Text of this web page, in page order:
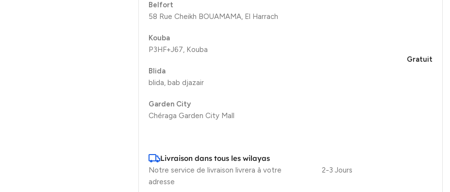
Belfort
58 Rue Cheikh BOUAMAMA, El Harrach
Kouba
P3HF+J67, Kouba
Blida
blida, bab djazair
Garden City
Chéraga Garden City Mall
Gratuit
Livraison dans tous les wilayas
Notre service de livraison livrera à votre
adresse
2-3 Jours